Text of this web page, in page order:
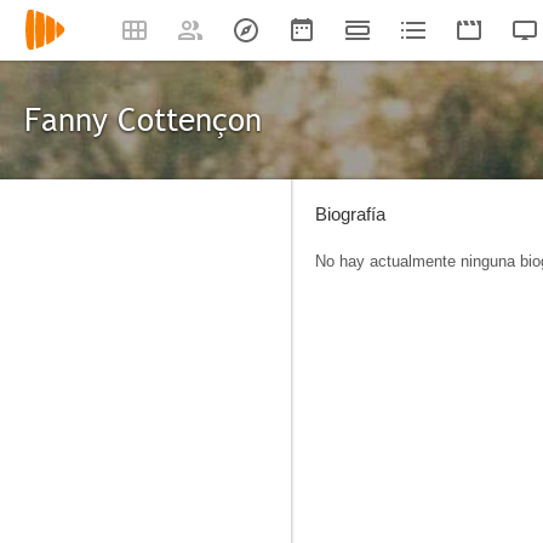
Fanny Cottençon
Biografía
No hay actualmente ninguna